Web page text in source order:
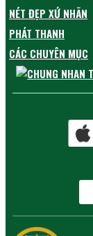
NÉT ĐẸP XỨ NHÃN
PHÁT THANH
CÁC CHUYÊN MỤC